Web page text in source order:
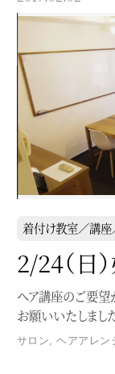
着付け教室／講座
2/24（日
ヘア講座のご要望
お願いいたしまし
サロン ,ヘアアレン